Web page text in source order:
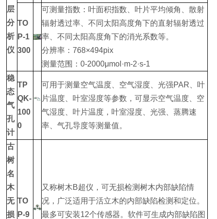
层
分
析
仪
TO
P-1
300
可测量指数：叶面积指数、叶片平均倾角、散射
辐射透过率、不同太阳高度角下的直射辐射透过
率、不同太阳高度角下的消光系数等。
分辨率：768×494pix
测量范围：0-2000μmol·m-2·s-1
稳
态
气
孔
计
TP
QK-
100
0
可用于测量空气温度、空气湿度、光强PAR、叶
片温度、叶室湿度等参数，可显示空气温度、空
气湿度、叶片温度，叶室湿度、光强、蒸腾速
率、气孔导度等测量值。
古
树
名
木
无
损
TO
P-9
又称树木B超仪，可无损检测树木内部缺陷情
况，广泛适用于活立木的内部缺陷检测和定位。
最多可安装12个传感器。软件可生成内部缺陷图